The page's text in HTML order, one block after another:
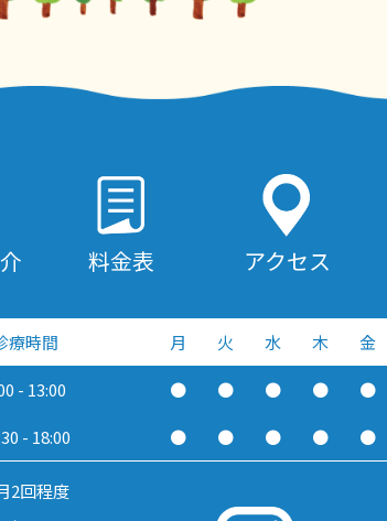
料金表 アクセス
療時間 月 火 水 木 金
- 13:00 ● ● ● ● ●
- 18:00 ● ● ● ● ●
2回程度